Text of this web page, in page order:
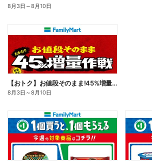
8月3日 ～8月10日
【おトク】お値段そのまま!45%増量作戦!
8月3日 ～8月10日